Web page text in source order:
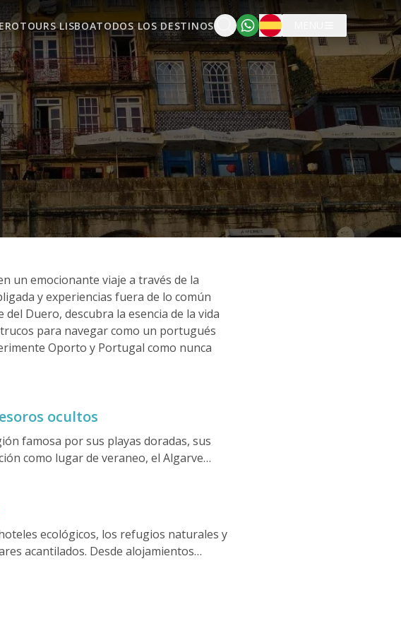
TOURS LISBOATODOS LOS DESTINOS Español
un emocionante viaje a través de la
y experiencias fuera de lo común
Duero, descubra la esencia de la vida
para navegar como un portugués
Oporto y Portugal como nunca
ocultos
famosa por sus playas doradas, sus
como lugar de veraneo, el Algarve
históricos castillos moriscos, una rica
lo convierten en un destino de
ecológicos, los refugios naturales y
acantilados. Desde alojamientos
de lagunas protegidas, esta región
Para los viajeros que buscan un viaje